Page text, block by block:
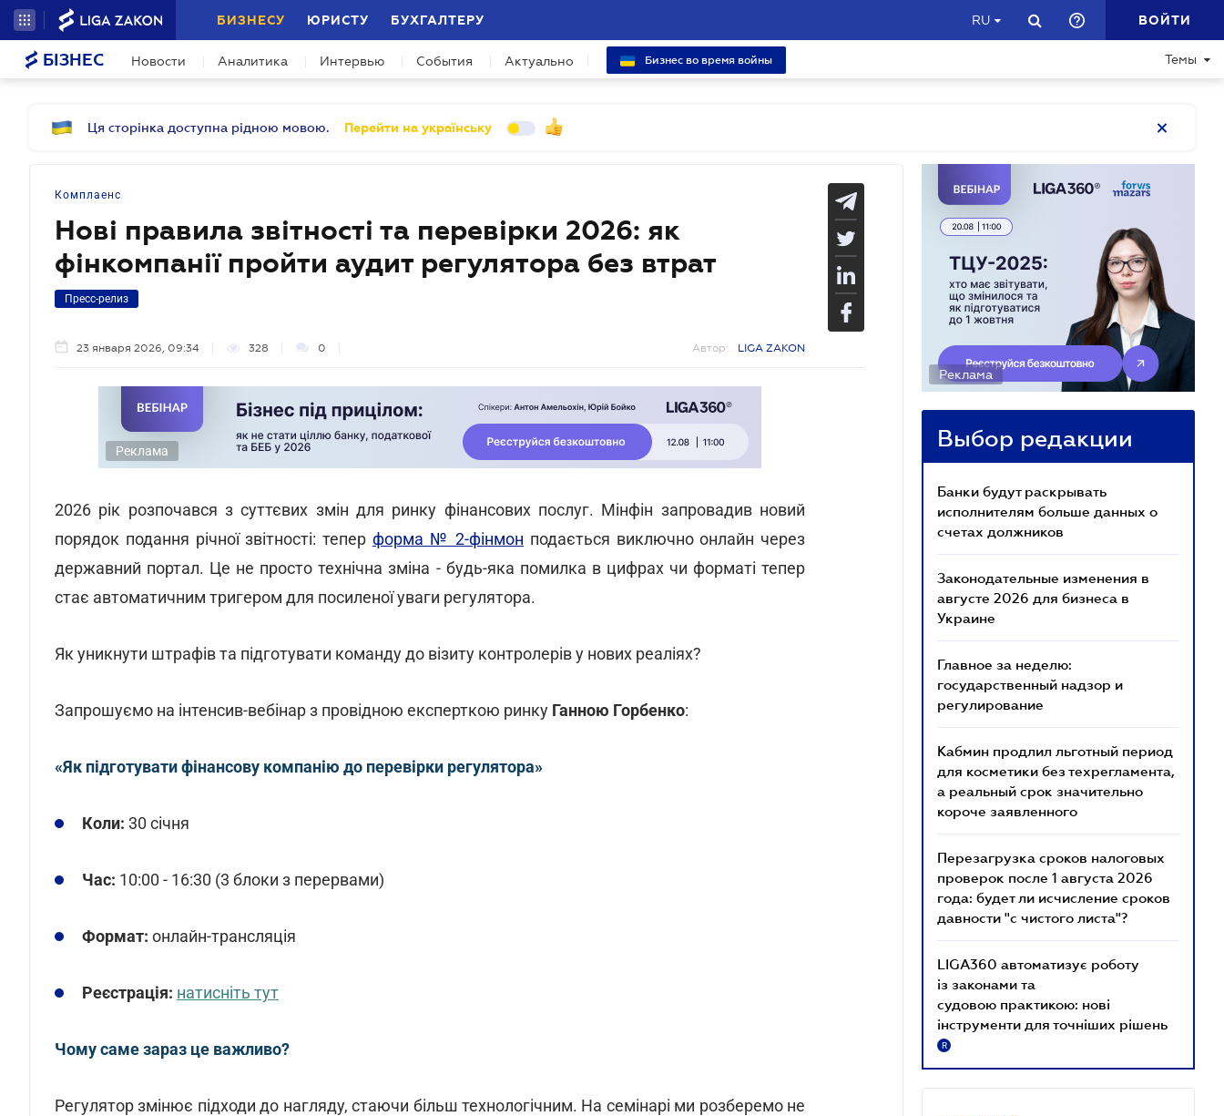
БИЗНЕСУ ЮРИСТУ БУХГАЛТЕРУ RU ВОЙТИ
БІЗНЕС Новости Аналитика Интервью События Актуально Бизнес во время войны Темы
Ця сторінка доступна рідною мовою. Перейти на українську
Комплаенс
Нові правила звітності та перевірки 2026: як
фінкомпанії пройти аудит регулятора без втрат
Пресс-релиз
23 января 2026, 09:34 328 0 Автор: LIGA ZAKON
Реклама
2026 рік розпочався з суттєвих змін для ринку фінансових послуг. Мінфін запровадив новий
порядок подання річної звітності: тепер форма № 2-фінмон подається виключно онлайн через
державний портал. Це не просто технічна зміна - будь-яка помилка в цифрах чи форматі тепер
стає автоматичним тригером для посиленої уваги регулятора.
Як уникнути штрафів та підготувати команду до візиту контролерів у нових реаліях?
Запрошуємо на інтенсив-вебінар з провідною експерткою ринку Ганною Горбенко:
«Як підготувати фінансову компанію до перевірки регулятора»
Коли: 30 січня
Час: 10:00 - 16:30 (3 блоки з перервами)
Формат: онлайн-трансляція
Реєстрація: натисніть тут
Чому саме зараз це важливо?
Регулятор змінює підходи до нагляду, стаючи більш технологічним. На семінарі ми розберемо не
Реклама
Выбор редакции
Банки будут раскрывать
исполнителям больше данных о
счетах должников
Законодательные изменения в
августе 2026 для бизнеса в
Украине
Главное за неделю:
государственный надзор и
регулирование
Кабмин продлил льготный период
для косметики без техрегламента,
а реальный срок значительно
короче заявленного
Перезагрузка сроков налоговых
проверок после 1 августа 2026
года: будет ли исчисление сроков
давности "с чистого листа"?
LIGA360 автоматизує роботу
із законами та
судовою практикою: нові
інструменти для точніших рішень
R